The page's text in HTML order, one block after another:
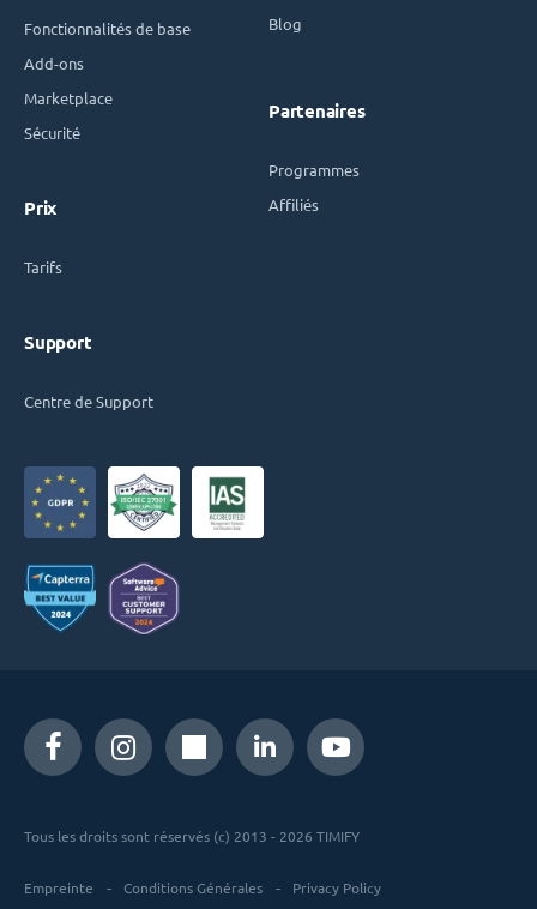
Fonctionnalités de base
Add-ons
Marketplace
Sécurité
Prix
Tarifs
Support
Centre de Support
Blog
Partenaires
Programmes
Affiliés
Tous les droits sont réservés (c) 2013 - 2026 TIMIFY
Empreinte Conditions Générales Privacy Policy